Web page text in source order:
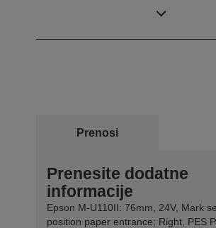
Prenosi
Prenesite dodatne
informacije
Epson M-U110II: 76mm, 24V, Mark
position paper entrance; Right, PES